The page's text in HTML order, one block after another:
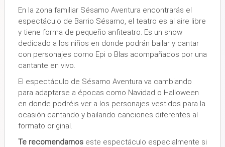
En la zona familiar Sésamo Aventura encontrarás el
espectáculo de Barrio Sésamo, el teatro es al aire libre
y tiene forma de pequeño anfiteatro. Es un show
dedicado a los niños en donde podrán bailar y cantar
con personajes como Epi o Blas acompañados por una
cantante en vivo.
El espectáculo de Sésamo Aventura va cambiando
para adaptarse a épocas como Navidad o Halloween
en donde podréis ver a los personajes vestidos para la
ocasión cantando y bailando canciones diferentes al
formato original.
Te recomendamos este espectáculo especialmente si